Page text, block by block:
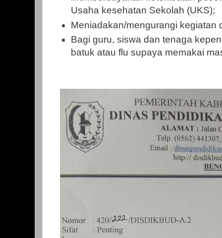
Usaha kesehatan Sekolah (UKS);
Meniadakan/mengurangi kegiatan
Bagi guru, siswa dan tenaga
batuk atau flu supaya memakai